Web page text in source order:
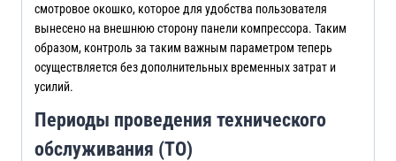
смотровое окошко, которое для удобства пользователя
вынесено на внешнюю сторону панели компрессора. Таким
образом, контроль за таким важным параметром теперь
осуществляется без дополнительных временных затрат и
усилий.
Периоды проведения технического
обслуживания (ТО)